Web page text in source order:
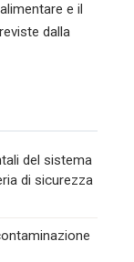
e il
dalla
del sistema
di sicurezza